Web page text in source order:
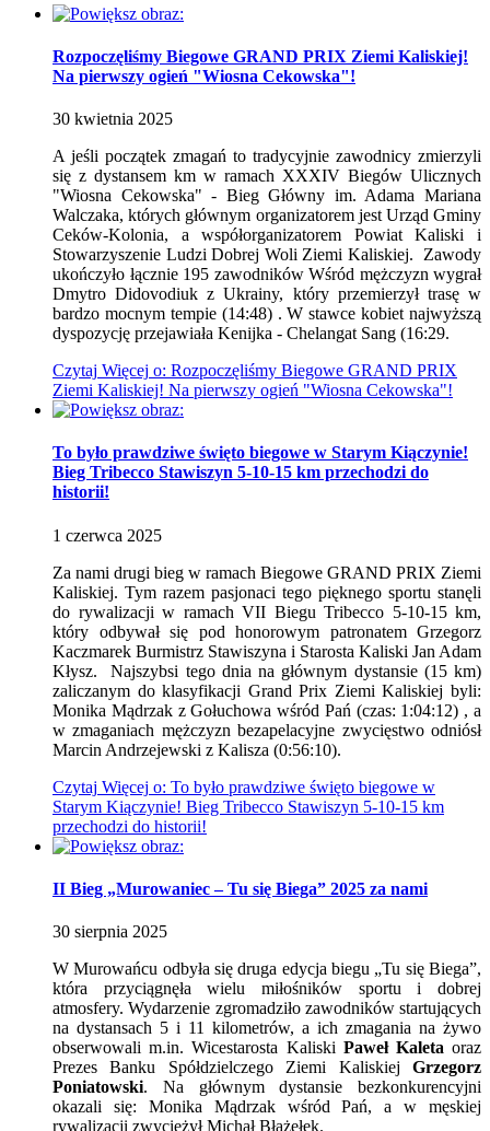
Rozpoczęliśmy Biegowe GRAND PRIX Ziemi Kaliskiej!
Na pierwszy ogień "Wiosna Cekowska"!
30 kwietnia 2025
A jeśli początek zmagań to tradycyjnie zawodnicy zmierzyli
się z dystansem km w ramach XXXIV Biegów Ulicznych
"Wiosna Cekowska" - Bieg Główny im. Adama Mariana
Walczaka, których głównym organizatorem jest Urząd Gminy
Ceków-Kolonia, a współorganizatorem Powiat Kaliski i
Stowarzyszenie Ludzi Dobrej Woli Ziemi Kaliskiej. Zawody
ukończyło łącznie 195 zawodników Wśród mężczyzn wygrał
Dmytro Didovodiuk z Ukrainy, który przemierzył trasę w
bardzo mocnym tempie (14:48) . W stawce kobiet najwyższą
dyspozycję przejawiała Kenijka - Chelangat Sang (16:29.
Czytaj Więcej o: Rozpoczęliśmy Biegowe GRAND PRIX
Ziemi Kaliskiej! Na pierwszy ogień "Wiosna Cekowska"!
To było prawdziwe święto biegowe w Starym Kiączynie!
Bieg Tribecco Stawiszyn 5-10-15 km przechodzi do
historii!
1 czerwca 2025
Za nami drugi bieg w ramach Biegowe GRAND PRIX Ziemi
Kaliskiej. Tym razem pasjonaci tego pięknego sportu stanęli
do rywalizacji w ramach VII Biegu Tribecco 5-10-15 km,
który odbywał się pod honorowym patronatem Grzegorz
Kaczmarek Burmistrz Stawiszyna i Starosta Kaliski Jan Adam
Kłysz. Najszybsi tego dnia na głównym dystansie (15 km)
zaliczanym do klasyfikacji Grand Prix Ziemi Kaliskiej byli:
Monika Mądrzak z Gołuchowa wśród Pań (czas: 1:04:12) , a
w zmaganiach mężczyzn bezapelacyjne zwycięstwo odniósł
Marcin Andrzejewski z Kalisza (0:56:10).
Czytaj Więcej o: To było prawdziwe święto biegowe w
Starym Kiączynie! Bieg Tribecco Stawiszyn 5-10-15 km
przechodzi do historii!
II Bieg „Murowaniec – Tu się Biega” 2025 za nami
30 sierpnia 2025
W Murowańcu odbyła się druga edycja biegu „Tu się Biega”,
która przyciągnęła wielu miłośników sportu i dobrej
atmosfery. Wydarzenie zgromadziło zawodników startujących
na dystansach 5 i 11 kilometrów, a ich zmagania na żywo
obserwowali m.in. Wicestarosta Kaliski Paweł Kaleta oraz
Prezes Banku Spółdzielczego Ziemi Kaliskiej Grzegorz
Poniatowski. Na głównym dystansie bezkonkurencyjni
okazali się: Monika Mądrzak wśród Pań, a w męskiej
rywalizacji zwyciężył Michał Błażełek.